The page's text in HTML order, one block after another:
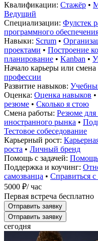
Квалификации: Стажёр •
Ведущий
Специализации: Фулстек
программного
Навыки: Scrum •
проектами • Построение
планирование • Kanban •
Начало карьеры или
профессии
Развитие навыков:
Оценка: Оценка навыков •
резюме • Сколько я стою
Смена работы: Резюме для
иностранного рынка •
Тестовое собеседование
Карьерный рост:
роста • Личный бренд
Помощь с задачей: Помощь
Поддержка и коучинг:
самозванца • Справиться
5000 ₽/ час
Первая встреча бесплатно
Отправить заявку
Отправить заявку
сегодня